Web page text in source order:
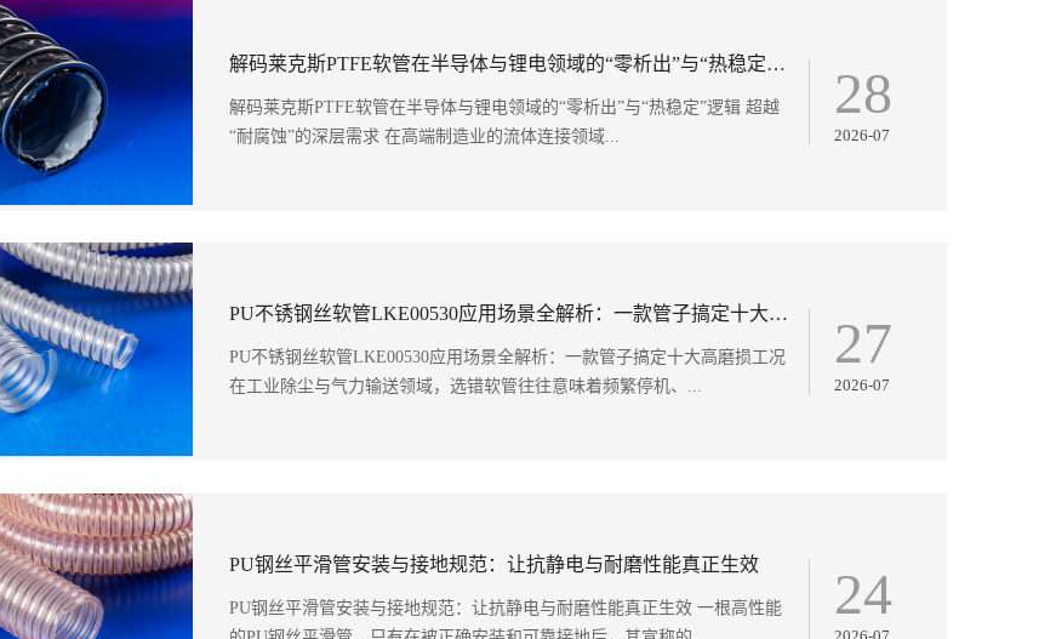
28
2026-07
解码莱克斯PTFE软管在半导体与锂电领域的“零析出”与“热稳定”逻辑
解码莱克斯PTFE软管在半导体与锂电领域的“零析出”与“热稳定”逻辑 超越
“耐腐蚀”的深层需求 在高端制造业的流体连接领域...
27
2026-07
PU不锈钢丝软管LKE00530应用场景全解析：一款管子搞定十大高磨损工况
PU不锈钢丝软管LKE00530应用场景全解析：一款管子搞定十大高磨损工况
在工业除尘与气力输送领域，选错软管往往意味着频繁停机、...
24
2026-07
PU钢丝平滑管安装与接地规范：让抗静电与耐磨性能真正生效
PU钢丝平滑管安装与接地规范：让抗静电与耐磨性能真正生效 一根高性能